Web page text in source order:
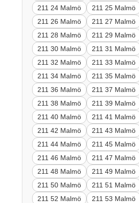
211 24 Malmö
211 25 Malmö
211 26 Malmö
211 27 Malmö
211 28 Malmö
211 29 Malmö
211 30 Malmö
211 31 Malmö
211 32 Malmö
211 33 Malmö
211 34 Malmö
211 35 Malmö
211 36 Malmö
211 37 Malmö
211 38 Malmö
211 39 Malmö
211 40 Malmö
211 41 Malmö
211 42 Malmö
211 43 Malmö
211 44 Malmö
211 45 Malmö
211 46 Malmö
211 47 Malmö
211 48 Malmö
211 49 Malmö
211 50 Malmö
211 51 Malmö
211 52 Malmö
211 53 Malmö